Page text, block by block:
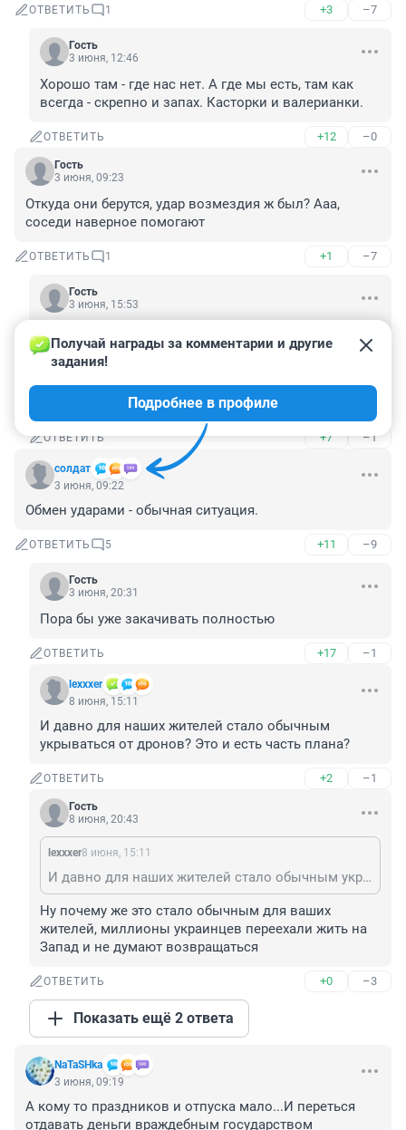
ОТВЕТИТЬ 1 +3 –7
Гость
3 июня, 12:46
Хорошо там - где нас нет. А где мы есть, там как
всегда - скрепно и запах. Касторки и валерианки.
ОТВЕТИТЬ +12 –0
Гость
3 июня, 09:23
Откуда они берутся, удар возмездия ж был? Ааа,
соседи наверное помогают
ОТВЕТИТЬ 1 +1 –7
Гость
3 июня, 15:53
И куда падают. Говорят на нефтепорт Питера и
дымы прям в центр города Петроград. Наверно
башню Газпрома снесут, шибка она выдающаяся.
Высоко из грунта высунута, скромнее надо.
ОТВЕТИТЬ +7 –1
солдат
Получай награды за комментарии и другие
задания!
Подробнее в профиле
3 июня, 09:22
Обмен ударами - обычная ситуация.
ОТВЕТИТЬ 5 +11 –9
Гость
3 июня, 20:31
Пора бы уже закачивать полностью
ОТВЕТИТЬ +17 –1
lexxxer
8 июня, 15:11
И давно для наших жителей стало обычным
укрываться от дронов? Это и есть часть плана?
ОТВЕТИТЬ +2 –1
Гость
8 июня, 20:43
lexxxer8 июня, 15:11
И давно для наших жителей стало обычным укрываться от дронов? Это и есть часть плана?
Ну почему же это стало обычным для ваших
жителей, миллионы украинцев переехали жить на
Запад и не думают возвращаться
ОТВЕТИТЬ +0 –3
Показать ещё 2 ответа
NaTaSHka
3 июня, 09:19
А кому то праздников и отпуска мало...И переться
отдавать деньги враждебным государством